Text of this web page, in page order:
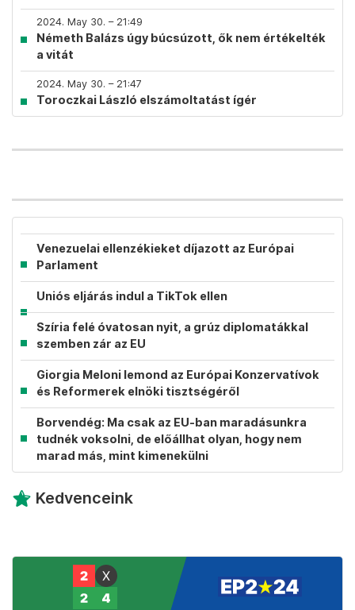
2024. May 30. – 21:49
Németh Balázs úgy búcsúzott, ők nem értékelték
a vitát
2024. May 30. – 21:47
Toroczkai László elszámoltatást ígér
Venezuelai ellenzékieket díjazott az Európai
Parlament
Uniós eljárás indul a TikTok ellen
Szíria felé óvatosan nyit, a grúz diplomatákkal
szemben zár az EU
Giorgia Meloni lemond az Európai Konzervatívok
és Reformerek elnöki tisztségéről
Borvendég: Ma csak az EU-ban maradásunkra
tudnék voksolni, de előállhat olyan, hogy nem
marad más, mint kimenekülni
Kedvenceink